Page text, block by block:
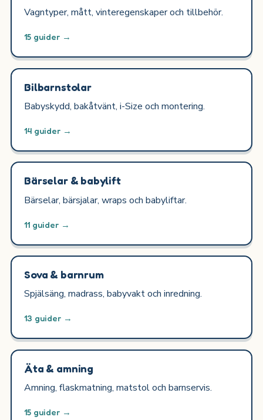
Vagntyper, mått, vinteregenskaper och tillbehör.
15 guider →
Bilbarnstolar
Babyskydd, bakåtvänt, i-Size och montering.
14 guider →
Bärselar & babylift
Bärselar, bärsjalar, wraps och babyliftar.
11 guider →
Sova & barnrum
Spjälsäng, madrass, babyvakt och inredning.
13 guider →
Äta & amning
Amning, flaskmatning, matstol och barnservis.
15 guider →